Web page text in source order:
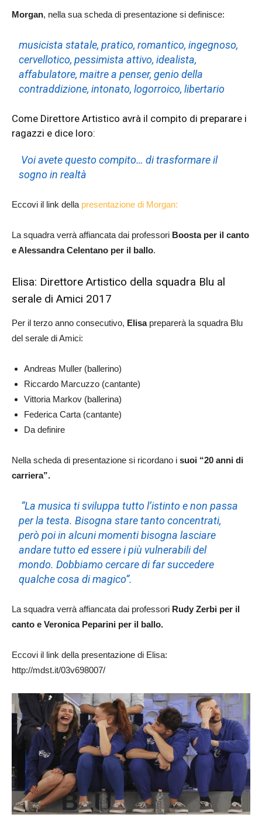
Morgan, nella sua scheda di presentazione si definisce:
musicista statale, pratico, romantico, ingegnoso,
cervellotico, pessimista attivo, idealista,
affabulatore, maitre a penser, genio della
contraddizione, intonato, logorroico, libertario
Come Direttore Artistico avrà il compito di preparare i
ragazzi e dice loro:
Voi avete questo compito… di trasformare il
sogno in realtà
Eccovi il link della presentazione di Morgan:
La squadra verrà affiancata dai professori Boosta per il canto
e Alessandra Celentano per il ballo.
Elisa: Direttore Artistico della squadra Blu al
serale di Amici 2017
Per il terzo anno consecutivo, Elisapreparerà la squadra Blu
del serale di Amici:
Andreas Muller (ballerino)
Riccardo Marcuzzo (cantante)
Vittoria Markov (ballerina)
Federica Carta (cantante)
Da definire
Nella scheda di presentazione si ricordano i suoi “20 anni di
carriera”.
“La musica ti sviluppa tutto l’istinto e non passa
per la testa. Bisogna stare tanto concentrati,
però poi in alcuni momenti bisogna lasciare
andare tutto ed essere i più vulnerabili del
mondo. Dobbiamo cercare di far succedere
qualche cosa di magico”.
La squadra verrà affiancata dai professori Rudy Zerbi per il
canto e Veronica Peparini per il ballo.
Eccovi il link della presentazione di Elisa:
http://mdst.it/03v698007/